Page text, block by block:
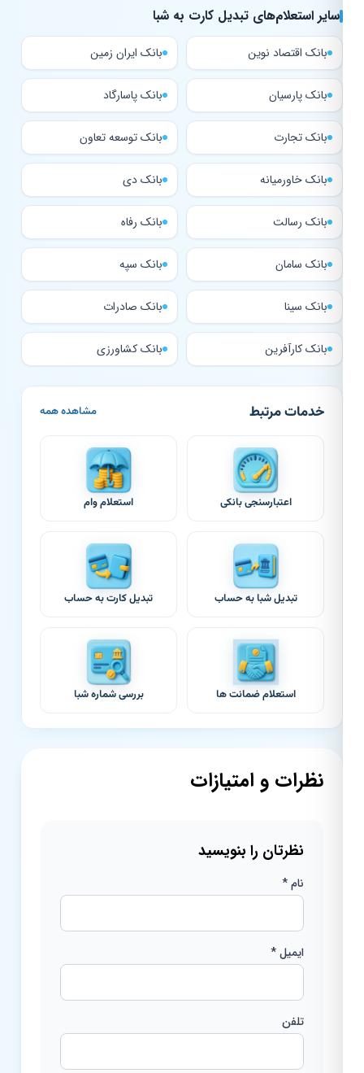
سایر استعلام‌های تبدیل کارت به شبا
بانک اقتصاد نوین بانک ایران زمین
بانک پارسیان بانک پاسارگاد
بانک تجارت بانک توسعه تعاون
بانک خاورمیانه بانک دی
بانک رسالت بانک رفاه
بانک سامان بانک سپه
بانک سینا بانک صادرات
بانک کارآفرین بانک کشاورزی
خدمات مرتبط مشاهده همه
اعتبارسنجی بانکی استعلام وام
تبدیل شبا به حساب تبدیل کارت به حساب
استعلام ضمانت ها بررسی شماره شبا
نظرات و امتیازات
نظرتان را بنویسید
ایمیل *
تلفن